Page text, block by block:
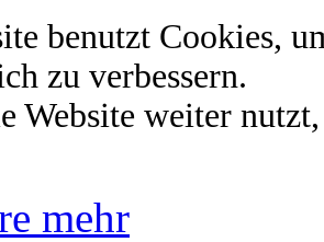
benutzt Cookies,
zu verbessern.
Website weiter
mehr